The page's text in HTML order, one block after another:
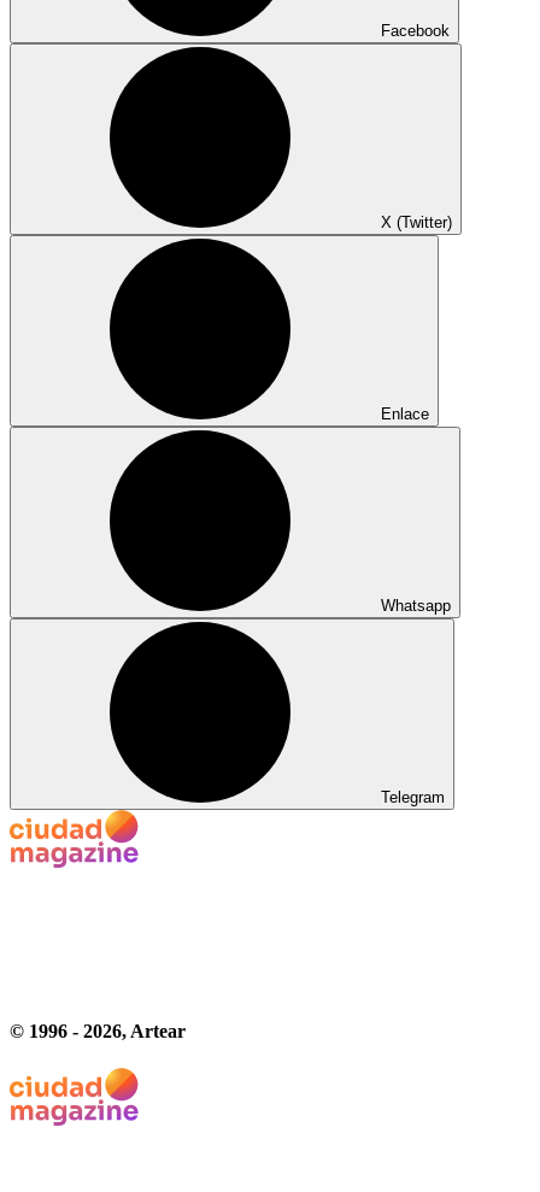
Facebook
X (Twitter)
Enlace
Whatsapp
Telegram
© 1996 - 2026, Artear